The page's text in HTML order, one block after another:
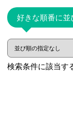
好きな順番に
検索条件に該当す